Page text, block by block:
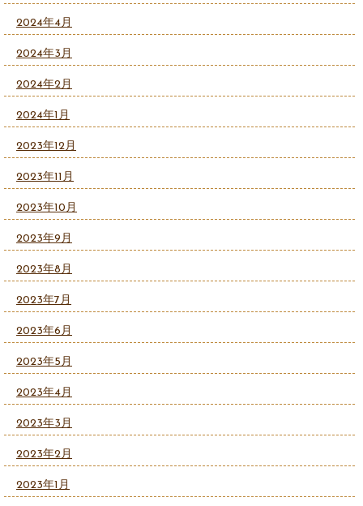
2024年4月
2024年3月
2024年2月
2024年1月
2023年12月
2023年11月
2023年10月
2023年9月
2023年8月
2023年7月
2023年6月
2023年5月
2023年4月
2023年3月
2023年2月
2023年1月